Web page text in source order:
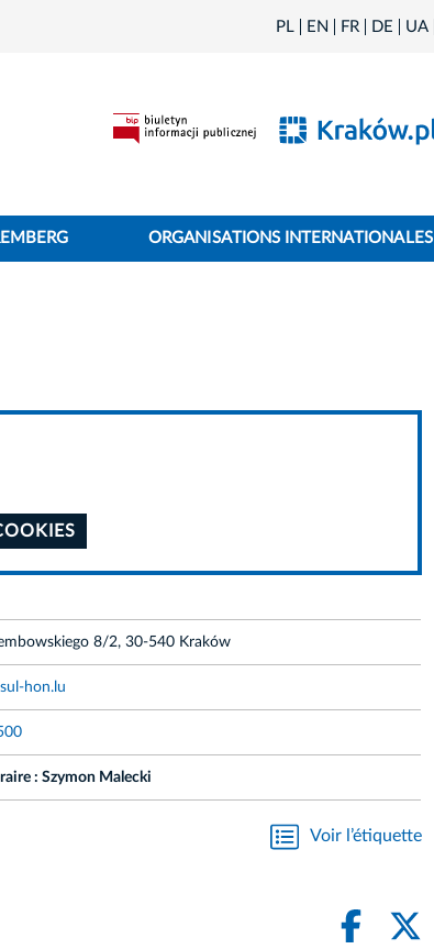
PL EN FR DE UA
ORGANISATIONS INTERNATIONALES
8/2, 30-540 Kraków
hon.lu
: Szymon Malecki
Voir l’étiquette